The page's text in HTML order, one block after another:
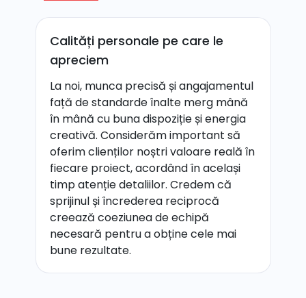
Calități personale pe care le
apreciem
La noi, munca precisă și angajamentul
față de standarde înalte merg mână
în mână cu buna dispoziție și energia
creativă. Considerăm important să
oferim clienților noștri valoare reală în
fiecare proiect, acordând în același
timp atenție detaliilor. Credem că
sprijinul și încrederea reciprocă
creează coeziunea de echipă
necesară pentru a obține cele mai
bune rezultate.